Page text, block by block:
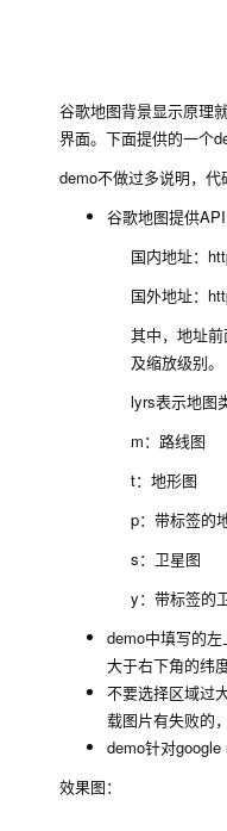
谷歌地图背景显示原理
界面。下面提供的一个
demo不做过多说明，代
谷歌地图提供
国内地址：
国外地址：
其中，地址
及缩放级别。
lyrs表示地图
m：路线图
t：地形图
p：带标签的
s：卫星图
y：带标签的
demo中填写的
大于右下角的纬
不要选择区域过
载图片有失败的
demo针对
效果图：